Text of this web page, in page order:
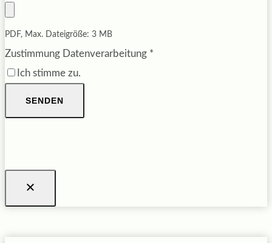
PDF, Max. Dateigröße: 3 MB
Zustimmung Datenverarbeitung *
Ich stimme zu.
SENDEN